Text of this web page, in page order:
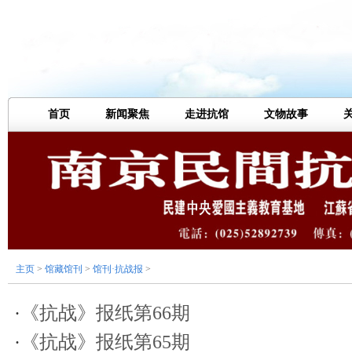
首页 新闻聚焦 走进抗馆 文物故事
主页 > 馆藏馆刊 > 馆刊·抗战报 >
· 《抗战》报纸第66期
· 《抗战》报纸第65期